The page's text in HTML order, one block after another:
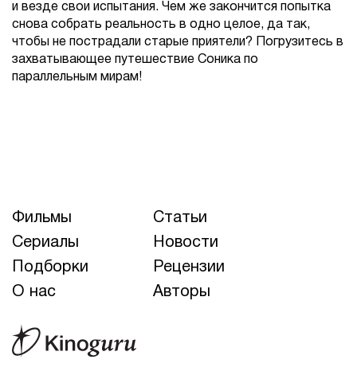
и везде свои испытания. Чем же закончится попытка
снова собрать реальность в одно целое, да так,
чтобы не пострадали старые приятели? Погрузитесь в
захватывающее путешествие Соника по
параллельным мирам!
Фильмы
Статьи
Сериалы
Новости
Подборки
Рецензии
О нас
Авторы